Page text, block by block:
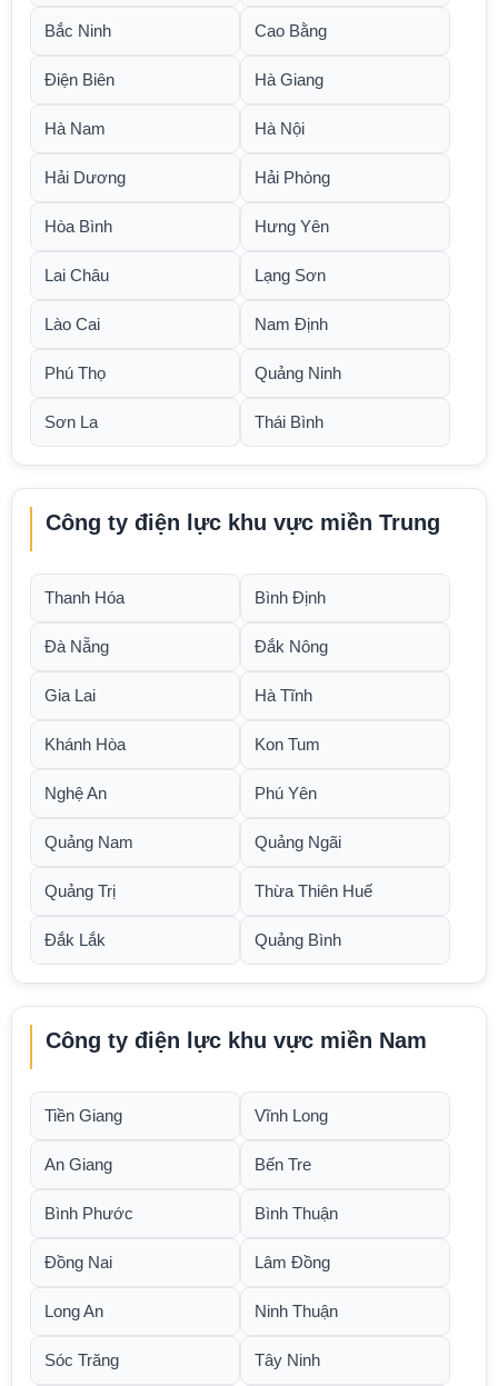
Bắc Ninh Cao Bằng
Điện Biên Hà Giang
Hà Nam Hà Nội
Hải Dương Hải Phòng
Hòa Bình Hưng Yên
Lai Châu Lạng Sơn
Lào Cai Nam Định
Phú Thọ Quảng Ninh
Sơn La Thái Bình
Công ty điện lực khu vực miền Trung
Thanh Hóa Bình Định
Đà Nẵng Đắk Nông
Gia Lai Hà Tĩnh
Khánh Hòa Kon Tum
Nghệ An Phú Yên
Quảng Nam Quảng Ngãi
Quảng Trị Thừa Thiên Huế
Đắk Lắk Quảng Bình
Công ty điện lực khu vực miền Nam
Tiền Giang Vĩnh Long
An Giang Bến Tre
Bình Phước Bình Thuận
Đồng Nai Lâm Đồng
Long An Ninh Thuận
Sóc Trăng Tây Ninh